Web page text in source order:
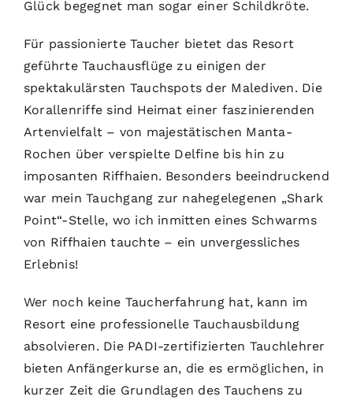
Glück begegnet man sogar einer Schildkröte.
Für passionierte Taucher bietet das Resort
geführte Tauchausflüge zu einigen der
spektakulärsten Tauchspots der Malediven. Die
Korallenriffe sind Heimat einer faszinierenden
Artenvielfalt – von majestätischen Manta-
Rochen über verspielte Delfine bis hin zu
imposanten Riffhaien. Besonders beeindruckend
war mein Tauchgang zur nahegelegenen „Shark
Point“-Stelle, wo ich inmitten eines Schwarms
von Riffhaien tauchte – ein unvergessliches
Erlebnis!
Wer noch keine Taucherfahrung hat, kann im
Resort eine professionelle Tauchausbildung
absolvieren. Die PADI-zertifizierten Tauchlehrer
bieten Anfängerkurse an, die es ermöglichen, in
kurzer Zeit die Grundlagen des Tauchens zu